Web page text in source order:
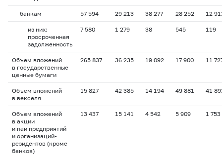
банкам 57 594 29 213 38 277 28 252 12
из них:
просроченная
задолженность
7 580 1 279 38 545 119
Объем вложений
в государственные
ценные бумаги
265 837 36 235 19 092 17 900 11
Объем вложений
в векселя
15 827 42 385 14 194 49 881 41
Объем вложений
в акции
и паи предприятий
и организаций-
резидентов (кроме
банков)
13 437 15 141 4 542 5 909 1 753